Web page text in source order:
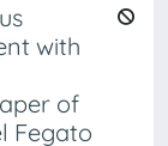
with
of
Fegato